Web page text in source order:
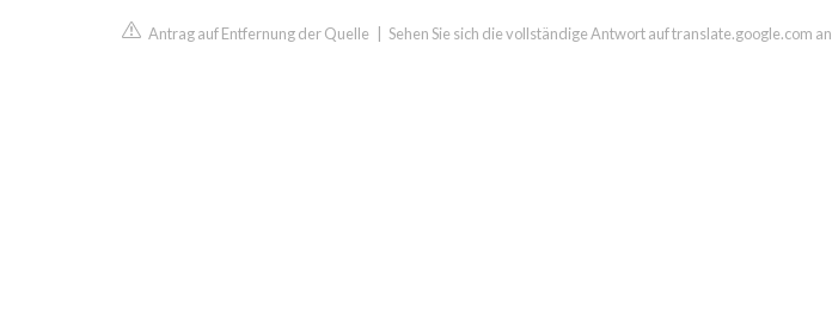
Antrag auf Entfernung der Quelle Sehen Sie sich die vollständige Antwort auf translate.google.com an